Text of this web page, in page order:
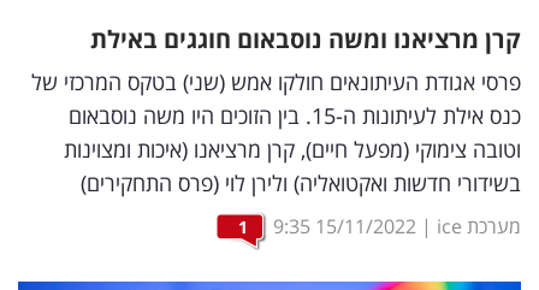
דיגיטל
וטק
שיווק
ופרסום
קרן מרציאנו ומשה נוסבאום חוגגים באילת
פרסי אגודת העיתונאים חולקו אמש (שני) בטקס המרכזי של
כנס אילת לעיתונות ה-15. בין הזוכים היו משה נוסבאום
וטובה צימוקי (מפעל חיים), קרן מרציאנו (איכות ומצוינות
בשידורי חדשות ואקטואליה) ולירן לוי (פרס התחקירים)
מערכת ice |
15/11/2022
9:35
1